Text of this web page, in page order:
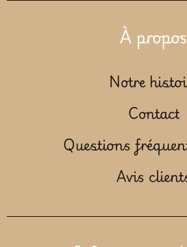
À propos
Notre
Contact
Questions
Avis